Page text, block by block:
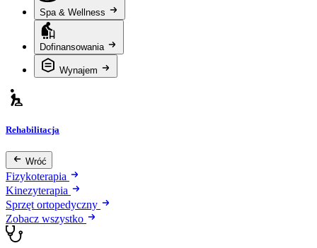
Spa & Wellness
Dofinansowania
Wynajem
Rehabilitacja
Wróć
Fizykoterapia
Kinezyterapia
Sprzęt ortopedyczny
Zobacz wszystko